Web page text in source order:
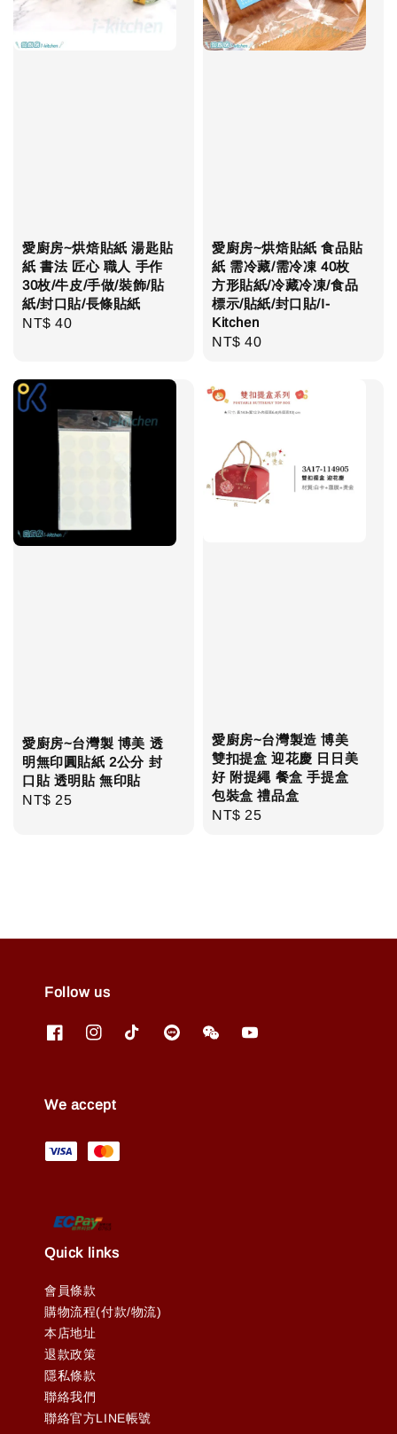
愛廚房~烘焙貼紙 湯匙貼
紙 書法 匠心 職人 手作
30枚/牛皮/手做/裝飾/貼
紙/封口貼/長條貼紙
Regular
NT$ 40
愛廚房~烘焙貼紙 食品貼
紙 需冷藏/需冷凍 40枚
方形貼紙/冷藏冷凍/食品
標示/貼紙/封口貼/I-
Kitchen
Regular
NT$ 40
愛廚房~台灣製 博美 透
明無印圓貼紙 2公分 封
口貼 透明貼 無印貼
Regular
NT$ 25
愛廚房~台灣製造 博美
雙扣提盒 迎花慶 日日美
好 附提繩 餐盒 手提盒
包裝盒 禮品盒
Regular
NT$ 25
Follow us
We accept
Quick links
會員條款
購物流程(付款/物流)
本店地址
退款政策
隱私條款
聯絡我們
聯絡官方LINE帳號